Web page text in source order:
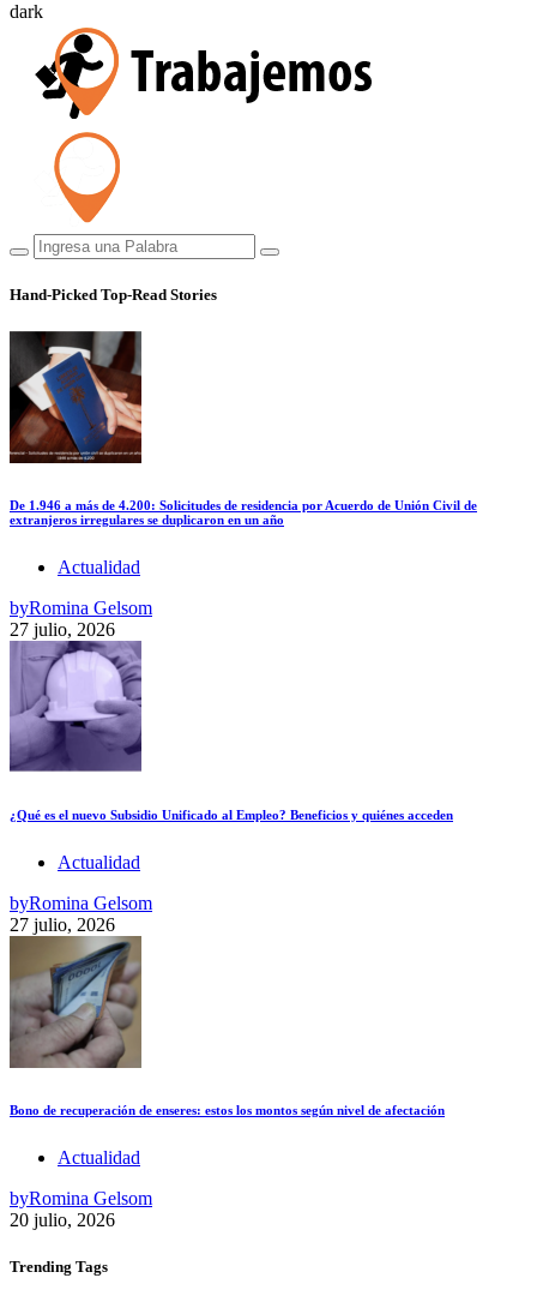
dark
Hand-Picked Top-Read Stories
De 1.946 a más de 4.200: Solicitudes de residencia por Acuerdo de Unión Civil de
extranjeros irregulares se duplicaron en un año
Actualidad
byRomina Gelsom
27 julio, 2026
¿Qué es el nuevo Subsidio Unificado al Empleo? Beneficios y quiénes acceden
Actualidad
byRomina Gelsom
27 julio, 2026
Bono de recuperación de enseres: estos los montos según nivel de afectación
Actualidad
byRomina Gelsom
20 julio, 2026
Trending Tags